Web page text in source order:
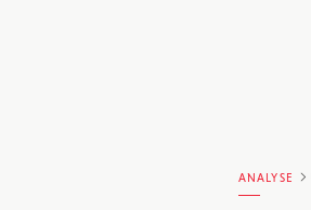
ANALYSE